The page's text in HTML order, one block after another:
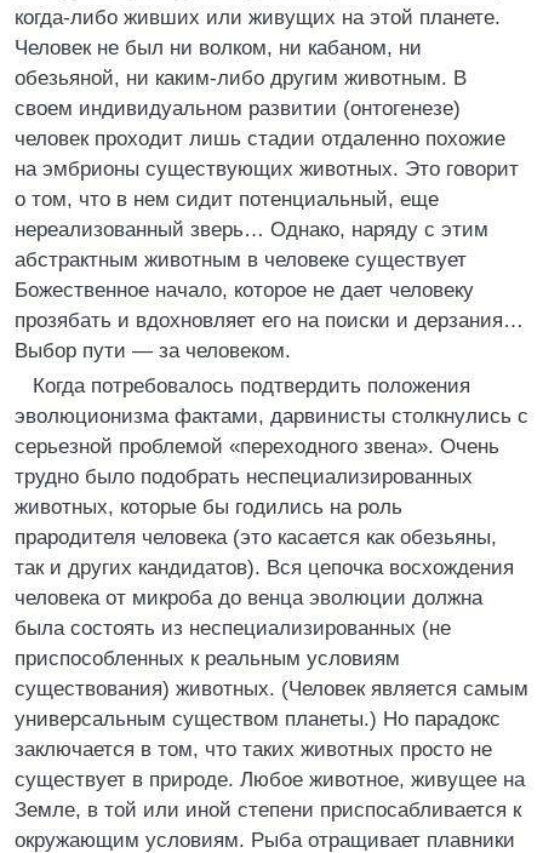
когда-либо живших или живущих на этой планете.
Человек не был ни волком, ни кабаном, ни
обезьяной, ни каким-либо другим животным. В
своем индивидуальном развитии (онтогенезе)
человек проходит лишь стадии отдаленно похожие
на эмбрионы существующих животных. Это говорит
о том, что в нем сидит потенциальный, еще
нереализованный зверь… Однако, наряду с этим
абстрактным животным в человеке существует
Божественное начало, которое не дает человеку
прозябать и вдохновляет его на поиски и дерзания…
Выбор пути — за человеком.
Когда потребовалось подтвердить положения
эволюционизма фактами, дарвинисты столкнулись с
серьезной проблемой «переходного звена». Очень
трудно было подобрать неспециализированных
животных, которые бы годились на роль
прародителя человека (это касается как обезьяны,
так и других кандидатов). Вся цепочка восхождения
человека от микроба до венца эволюции должна
была состоять из неспециализированных (не
приспособленных к реальным условиям
существования) животных. (Человек является самым
универсальным существом планеты.) Но парадокс
заключается в том, что таких животных просто не
существует в природе. Любое животное, живущее на
Земле, в той или иной степени приспосабливается к
окружающим условиям. Рыба отращивает плавники